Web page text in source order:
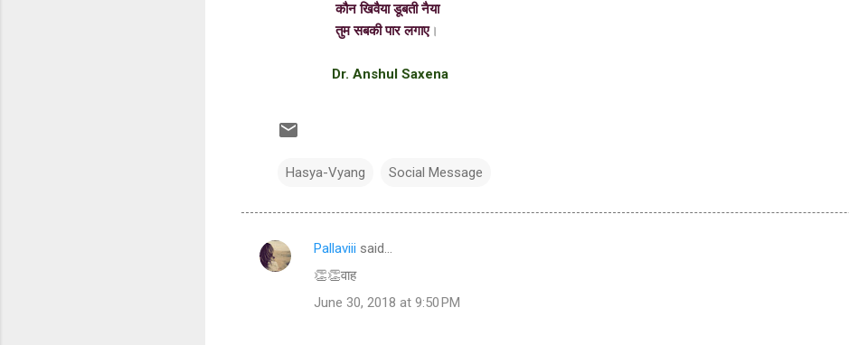
कौन खिवैया डूबती नैया
तुम सबकीपार लगाए।
Dr. Anshul Saxena
Hasya-Vyang Social Message
C
Pallaviii said…
👏👏वाह
June 30, 2018 at 9:50 PM